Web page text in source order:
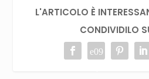
L'ARTICOLO È
CONDIVIDILO